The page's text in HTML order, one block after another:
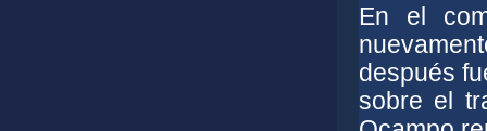
En el
después
sobre el